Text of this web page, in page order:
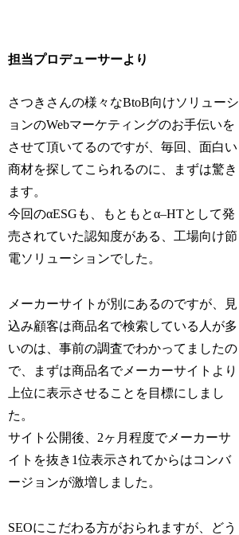
担当プロデューサーより
さつきさんの様々なBtoB向けソリューシ
ョンのWebマーケティングのお手伝いを
させて頂いてるのですが、毎回、面白い
商材を探してこられるのに、まずは驚き
ます。
今回のαESGも、もともとα–HTとして発
売されていた認知度がある、工場向け節
電ソリューションでした。
メーカーサイトが別にあるのですが、見
込み顧客は商品名で検索している人が多
いのは、事前の調査でわかってましたの
で、まずは商品名でメーカーサイトより
上位に表示させることを目標にしまし
た。
サイト公開後、2ヶ月程度でメーカーサ
イトを抜き1位表示されてからはコンバ
ージョンが激増しました。
SEOにこだわる方がおられますが、どう